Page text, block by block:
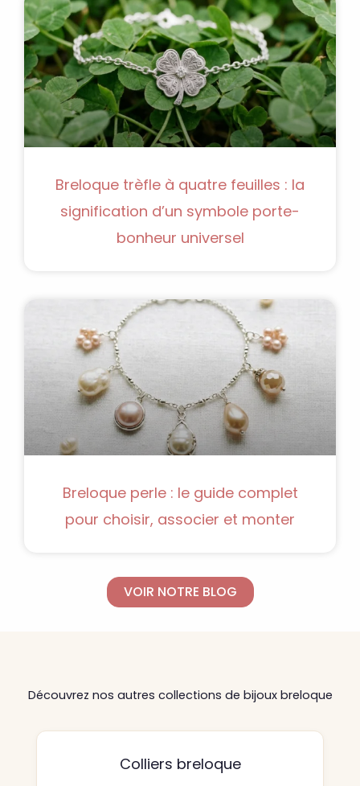
Breloque trèfle à quatre feuilles : la
signification d’un symbole porte-
bonheur universel
Breloque perle : le guide complet
pour choisir, associer et monter
VOIR NOTRE BLOG
Découvrez nos autres collections de bijoux breloque
Colliers breloque